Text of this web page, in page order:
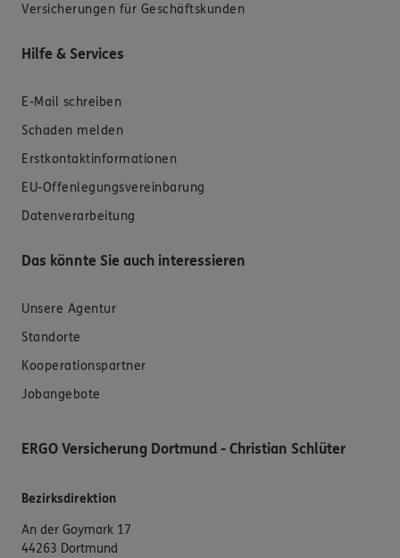
Versicherungen für Geschäftskunden
Hilfe & Services
E-Mail schreiben
Schaden melden
Erstkontaktinformationen
EU-Offenlegungsvereinbarung
Datenverarbeitung
Das könnte Sie auch interessieren
Unsere Agentur
Standorte
Kooperationspartner
Jobangebote
ERGO Versicherung Dortmund - Christian Schlüter
Bezirksdirektion
An der Goymark 17
44263 Dortmund